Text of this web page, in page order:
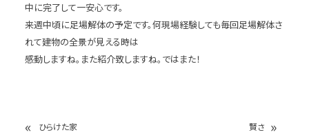
中に完了して一安心です。
来週中頃に足場解体の予定です。何現場経験しても毎回足場解体さ
れて建物の全景が見える時は
感動しますね。また紹介致しますね。ではまた！
« ひらけた家 賢さ »